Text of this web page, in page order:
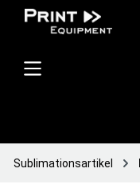
Sublimationsartikel